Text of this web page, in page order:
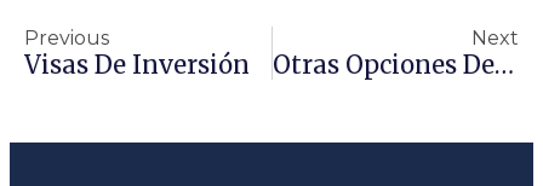
Previous
Visas De Inversión
Next
Otras Opciones De Visa